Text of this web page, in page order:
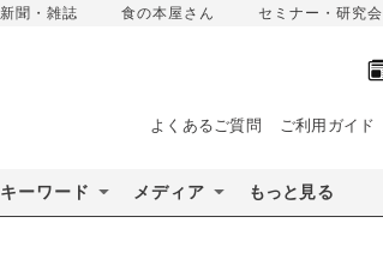
新聞・雑誌 食の本屋さん セミナー・研究会
よくあるご質問 ご利用ガイド
キーワード メディア もっと見る